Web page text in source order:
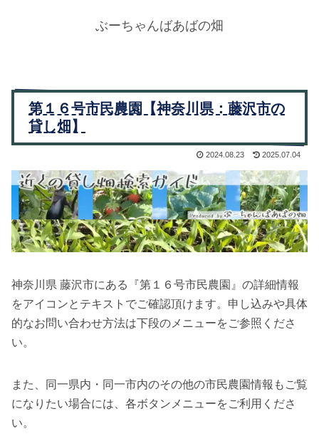
ぶーちゃんばあばの畑
第１６号市民農園【神奈川県：藤沢市の
貸し畑】
2024.08.23 2025.07.04
神奈川県 藤沢市にある『第１６号市民農園』の詳細情報
をアイコンとテキストでご確認頂けます。申し込みや具体
的なお問い合わせ方法は下段のメニューをご参照くださ
い。
また、同一県内・同一市内のその他の市民農園情報もご覧
になりたい場合には、各ボタンメニューをご利用くださ
い。